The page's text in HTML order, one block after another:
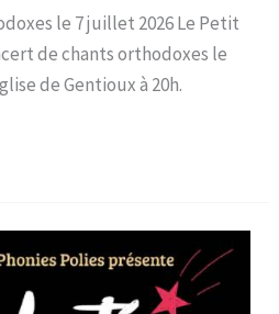
le 7 juillet 2026 Le Petit
de chants orthodoxes le
de Gentioux à 20h.